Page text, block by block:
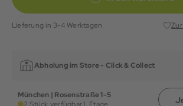
Lieferung in 3-4 Werktagen
Abholung im Store - Click & Collect
München | Rosenstraße 1-5